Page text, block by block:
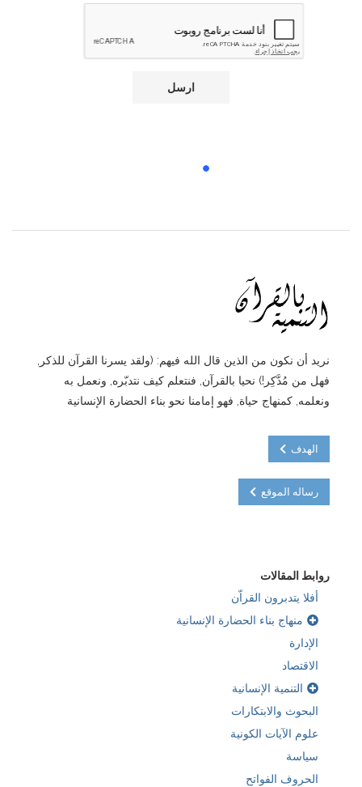
نريد أن نكون من الذين قال الله فيهم: (ولقد يسرنا القرآن للذكر,
فهل من مُدَّكِر!) نحيا بالقرآن, فنتعلم كيف نتدبّره, ونعمل به
ونعلمه, كمنهاج حياة, فهو إمامنا نحو بناء الحضارة الإنسانية
الهدف
رساله الموقع
روابط المقالات
أفلا يتدبرون القراّن
منهاج بناء الحضارة الإنسانية
الإدارة
الاقتصاد
التنمية الإنسانية
البحوث والابتكارات
علوم الآيات الكونية
سياسة
الحروف الفواتح